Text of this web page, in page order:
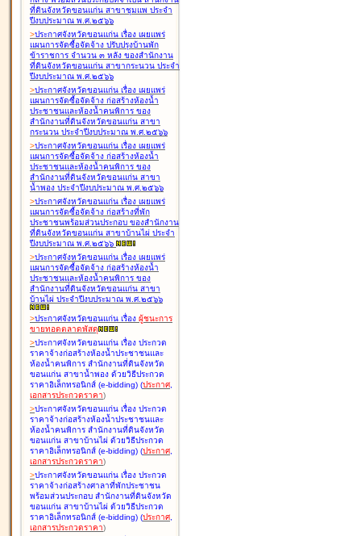
ที่ดินจังหวัดขอนแก่น สาขาชุมแพ ประจำ
ปีงบประมาณ พ.ศ.๒๕๖๖
>ประกาศจังหวัดขอนแก่น เรื่อง เผยแพร่
แผนการจัดซื้อจัดจ้าง ปรับปรุงบ้านพัก
ข้าราชการ จำนวน ๓ หลัง ของสำนักงาน
ที่ดินจังหวัดขอนแก่น สาขากระนวน ประจำ
ปีงบประมาณ พ.ศ.๒๕๖๖
>ประกาศจังหวัดขอนแก่น เรื่อง เผยแพร่
แผนการจัดซื้อจัดจ้าง ก่อสร้างห้องน้ำ
ประชาชนและห้องน้ำคนพิการ ของ
สำนักงานที่ดินจังหวัดขอนแก่น สาขา
กระนวน ประจำปีงบประมาณ พ.ศ.๒๕๖๖
>ประกาศจังหวัดขอนแก่น เรื่อง เผยแพร่
แผนการจัดซื้อจัดจ้าง ก่อสร้างห้องน้ำ
ประชาชนและห้องน้ำคนพิการ ของ
สำนักงานที่ดินจังหวัดขอนแก่น สาขา
น้ำพอง ประจำปีงบประมาณ พ.ศ.๒๕๖๖
>ประกาศจังหวัดขอนแก่น เรื่อง เผยแพร่
แผนการจัดซื้อจัดจ้าง ก่อสร้างที่พัก
ประชาชนพร้อมส่วนประกอบ ของสำนักงาน
ที่ดินจังหวัดขอนแก่น สาขาบ้านไผ่ ประจำ
ปีงบประมาณ พ.ศ.๒๕๖๖
>ประกาศจังหวัดขอนแก่น เรื่อง เผยแพร่
แผนการจัดซื้อจัดจ้าง ก่อสร้างห้องน้ำ
ประชาชนและห้องน้ำคนพิการ ของ
สำนักงานที่ดินจังหวัดขอนแก่น สาขา
บ้านไผ่ ประจำปีงบประมาณ พ.ศ.๒๕๖๖
>ประกาศจังหวัดขอนแก่น เรื่อง ผู้ชนะการ
ขายทอดตลาดพัสดุ
>ประกาศจังหวัดขอนแก่น เรื่อง ประกวด
ราคาจ้างก่อสร้างห้องน้ำประชาชนและ
ห้องน้ำคนพิการ สำนักงานที่ดินจังหวัด
ขอนแก่น สาขาน้ำพอง ด้วยวิธีประกวด
ราคาอิเล็กทรอนิกส์ (e-bidding) (ประกาศ,
เอกสารประกวดราคา)
>ประกาศจังหวัดขอนแก่น เรื่อง ประกวด
ราคาจ้างก่อสร้างห้องน้ำประชาชนและ
ห้องน้ำคนพิการ สำนักงานที่ดินจังหวัด
ขอนแก่น สาขาบ้านไผ่ ด้วยวิธีประกวด
ราคาอิเล็กทรอนิกส์ (e-bidding) (ประกาศ,
เอกสารประกวดราคา)
>ประกาศจังหวัดขอนแก่น เรื่อง ประกวด
ราคาจ้างก่อสร้างศาลาที่พักประชาชน
พร้อมส่วนประกอบ สำนักงานที่ดินจังหวัด
ขอนแก่น สาขาบ้านไผ่ ด้วยวิธีประกวด
ราคาอิเล็กทรอนิกส์ (e-bidding) (ประกาศ,
เอกสารประกวดราคา)